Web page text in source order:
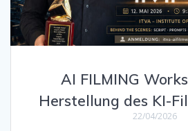
AI FILMING
Herstellung des KI-
22/04/2026